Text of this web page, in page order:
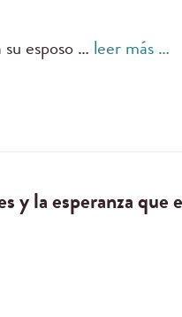
esposo … leer más …
y la esperanza